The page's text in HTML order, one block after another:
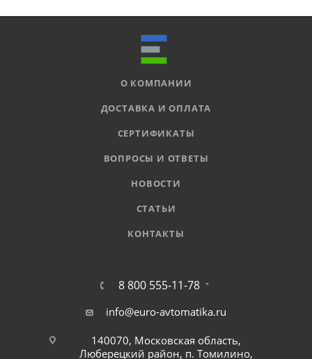
О КОМПАНИИ
ДОСТАВКА И ОПЛАТА
СЕРТИФИКАТЫ
ВОПРОСЫ И ОТВЕТЫ
НОВОСТИ
СТАТЬИ
КОНТАКТЫ
8 800 555-11-78
info@euro-avtomatika.ru
140070, Московская область,
Люберецкий район, п. Томилино,